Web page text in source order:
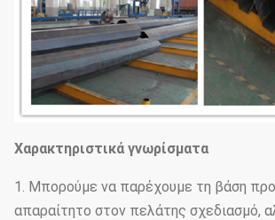
Χαρακτηριστικά γνωρίσματα
1. Μπορούμε να παρέχουμε τη βάση
απαραίτητο στον πελάτης σχεδιασμό,